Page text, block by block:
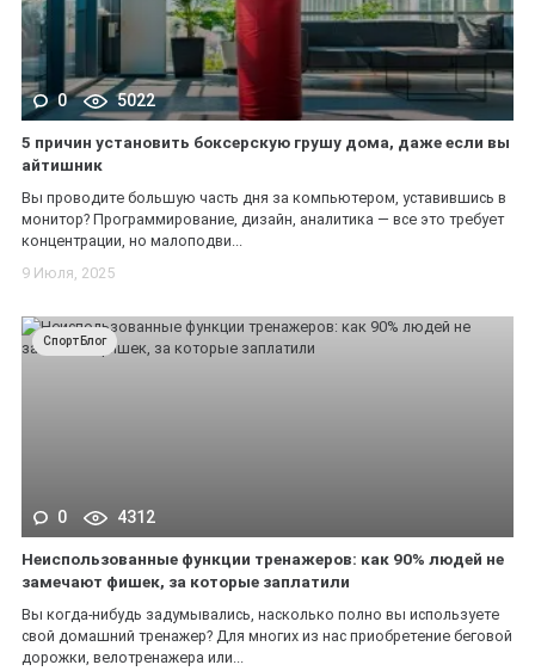
0 5022
5 причин установить боксерскую грушу дома, даже если вы
айтишник
Вы проводите большую часть дня за компьютером, уставившись в
монитор? Программирование, дизайн, аналитика — все это требует
концентрации, но малоподви...
9 Июля, 2025
СпортБлог
0 4312
Неиспользованные функции тренажеров: как 90% людей не
замечают фишек, за которые заплатили
Вы когда-нибудь задумывались, насколько полно вы используете
свой домашний тренажер? Для многих из нас приобретение беговой
дорожки, велотренажера или...